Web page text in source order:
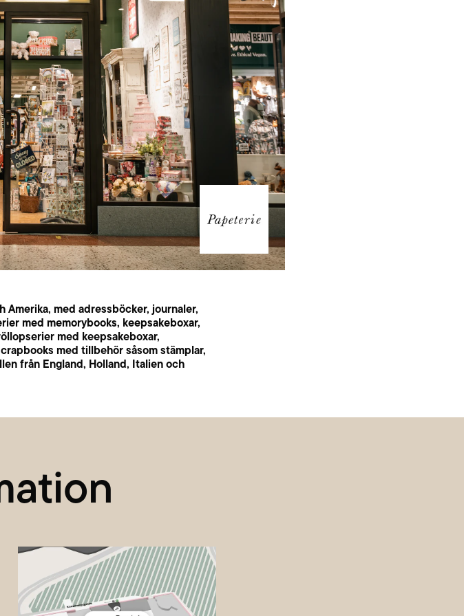
Amerika, med adressböcker, journaler,
med memorybooks, keepsakeboxar,
med keepsakeboxar,
med tillbehör såsom stämplar,
från England, Holland, Italien och